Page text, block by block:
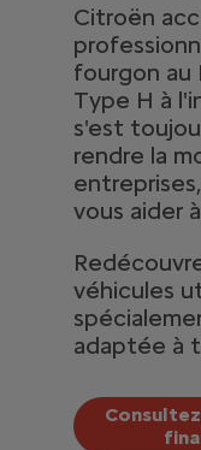
Citroën
fourgon au
Type H à
s'est
rendre la
vous aider
véhicules
adaptée à